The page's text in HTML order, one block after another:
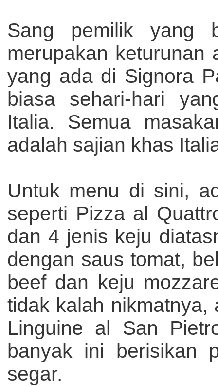
Sang pemilik yang
merupakan keturunan
yang ada di Signora
biasa sehari-hari
Italia. Semua
adalah sajian khas
Untuk menu di sini,
seperti Pizza al
dan 4 jenis keju
dengan saus tomat,
beef dan keju
tidak kalah nikmatnya,
Linguine al San
banyak ini berisikan
segar.